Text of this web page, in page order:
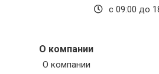
с 09:00 до
О компании
О компании